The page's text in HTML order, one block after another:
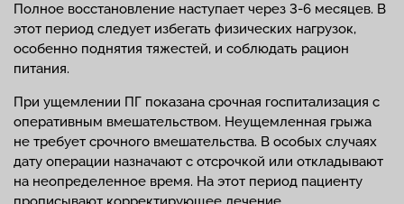
Полное восстановление наступает через 3-6 месяцев. В
этот период следует избегать физических нагрузок,
особенно поднятия тяжестей, и соблюдать рацион
питания.
При ущемлении ПГ показана срочная госпитализация с
оперативным вмешательством. Неущемленная грыжа
не требует срочного вмешательства. В особых случаях
дату операции назначают с отсрочкой или откладывают
на неопределенное время. На этот период пациенту